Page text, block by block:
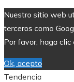
Nuestro sitio web
terceros como
Por favor, haga
Ok, acepto
Tendencia